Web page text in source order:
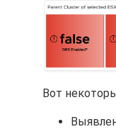
Вот